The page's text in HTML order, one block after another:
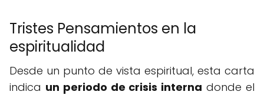
Tristes Pensamientos en la
espiritualidad
Desde un punto de vista espiritual, esta carta
indica un periodo de crisis interna donde el